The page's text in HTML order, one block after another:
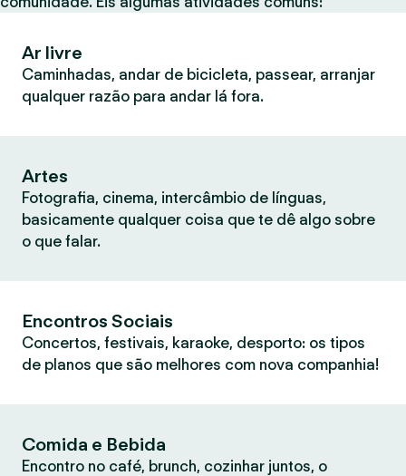
Ar livre
Caminhadas, andar de bicicleta, passear, arranjar
qualquer razão para andar lá fora.
Artes
Fotografia, cinema, intercâmbio de línguas,
basicamente qualquer coisa que te dê algo sobre
o que falar.
Encontros Sociais
Concertos, festivais, karaoke, desporto: os tipos
de planos que são melhores com nova companhia!
Comida e Bebida
Encontro no café, brunch, cozinhar juntos, o